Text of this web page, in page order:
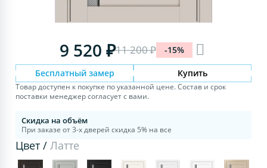
9 520 ₽11 200 ₽ -15%
Бесплатный замер Купить
Товар доступен к покупке по указанной цене. Состав и срок
поставки менеджер согласует с вами.
Скидка на объём
При заказе от 3-х дверей скидка 5% на все
Цвет /Латте